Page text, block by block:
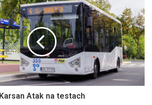
Karsan Atak na testach